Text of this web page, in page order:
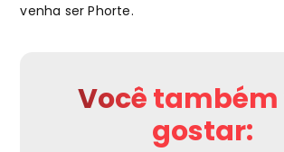
venha ser Phorte.
Você
gostar: